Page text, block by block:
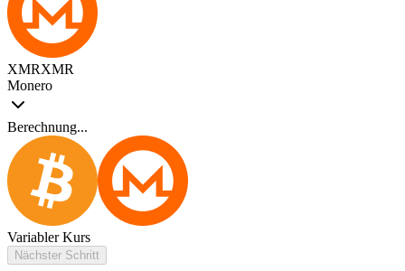
XMRXMR
Monero
Berechnung...
Variabler Kurs
Nächster Schritt